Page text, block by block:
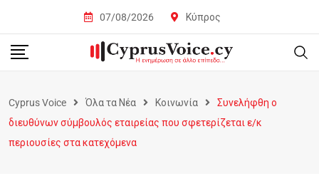
07/08/2026 Κύπρος
Cyprus Voice Όλα τα Νέα Κοινωνία
Συνελήφθη ο
διευθύνων σύμβουλός εταιρείας που σφετερίζεται ε/κ
περιουσίες στα κατεχόμενα